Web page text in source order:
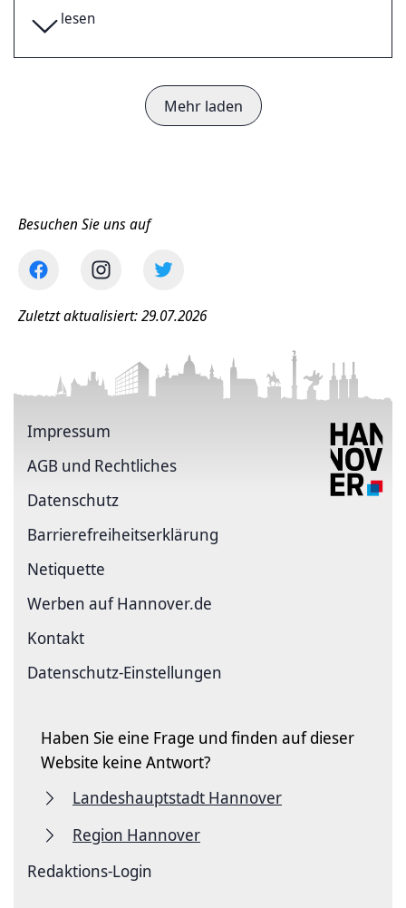
lesen
Mehr laden
Besuchen Sie uns auf
Zuletzt aktualisiert: 29.07.2026
Impressum
AGB und Rechtliches
Datenschutz
Barriere­freiheits­erklärung
Netiquette
Werben auf Hannover.de
Kontakt
Datenschutz-Einstellungen
Haben Sie eine Frage und finden auf dieser
Website keine Antwort?
Landeshauptstadt Hannover
Region Hannover
Redaktions-Login